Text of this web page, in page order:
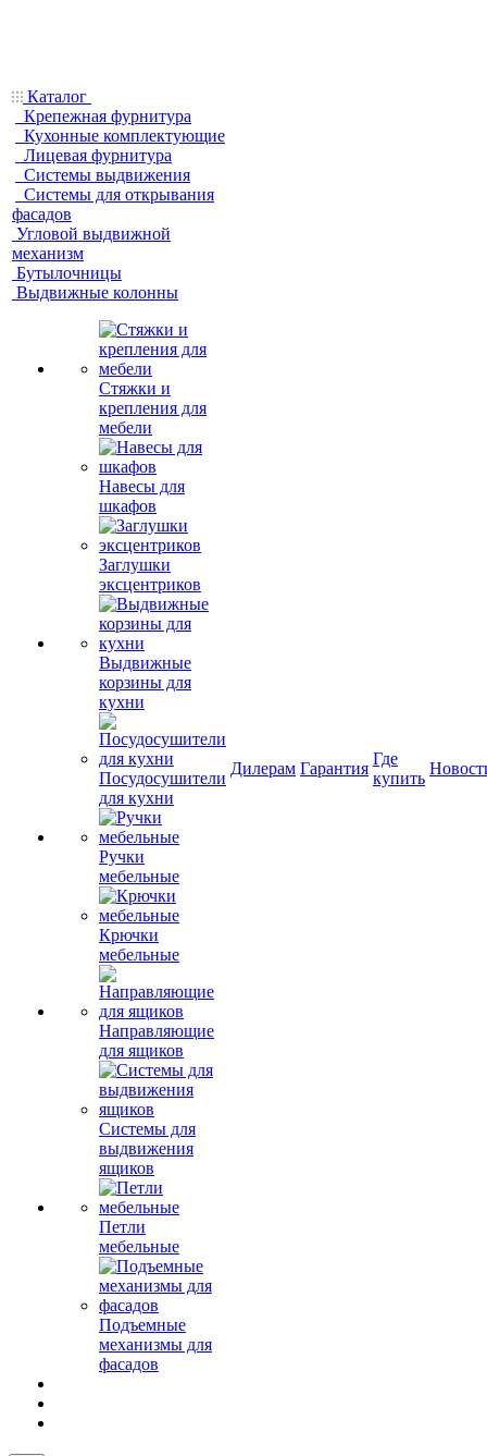
Каталог
Крепежная фурнитура
Кухонные комплектующие
Лицевая фурнитура
Системы выдвижения
Системы для открывания
фасадов
Угловой выдвижной
механизм
Бутылочницы
Выдвижные колонны
Стяжки и
крепления для
мебели
Навесы для
шкафов
Заглушки
эксцентриков
Выдвижные
корзины для
кухни
Посудосушители
для кухни
Ручки
мебельные
Крючки
мебельные
Направляющие
для ящиков
Системы для
выдвижения
ящиков
Петли
мебельные
Подъемные
механизмы для
фасадов
Дилерам Гарантия
Где
купить